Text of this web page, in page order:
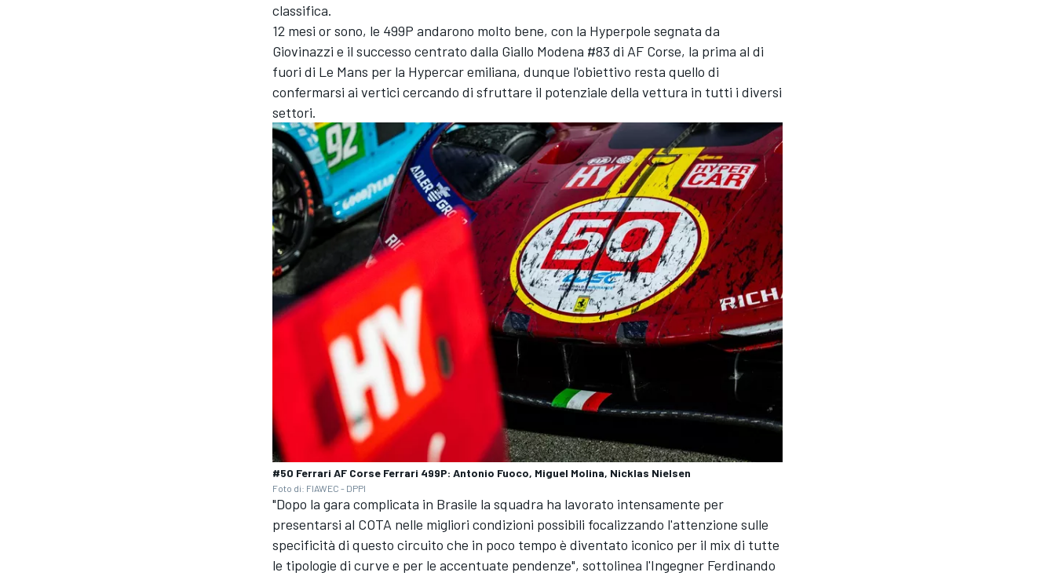
classifica.
12 mesi or sono, le 499P andarono molto bene, con la Hyperpole segnata da
Giovinazzi e il successo centrato dalla Giallo Modena #83 di AF Corse, la prima al di
fuori di Le Mans per la Hypercar emiliana, dunque l'obiettivo resta quello di
confermarsi ai vertici cercando di sfruttare il potenziale della vettura in tutti i diversi
settori.
#50 Ferrari AF Corse Ferrari 499P: Antonio Fuoco, Miguel Molina, Nicklas Nielsen
Foto di: FIAWEC - DPPI
"Dopo la gara complicata in Brasile la squadra ha lavorato intensamente per
presentarsi al COTA nelle migliori condizioni possibili focalizzando l'attenzione sulle
specificità di questo circuito che in poco tempo è diventato iconico per il mix di tutte
le tipologie di curve e per le accentuate pendenze", sottolinea l'Ingegner Ferdinando